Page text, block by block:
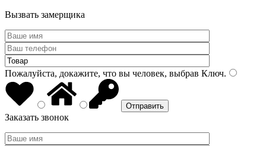
Вызвать замерщика
Пожалуйста, докажите, что вы человек, выбрав Ключ.
Заказать звонок